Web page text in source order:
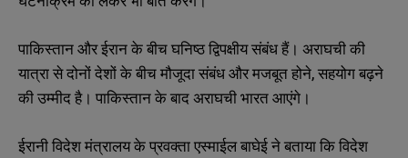
पाकिस्तान और ईरान के बीच घनिष्ठ द्विपक्षीय संबंध हैं। अराघची की
यात्रा से दोनों देशों के बीच मौजूदा संबंध और मजबूत होने, सहयोग बढ़ने
की उम्मीद है। पाकिस्तान के बाद अराघची भारत आएंगे।
ईरानी विदेश मंत्रालय के प्रवक्ता एस्माईल बाघेई ने बताया कि विदेश